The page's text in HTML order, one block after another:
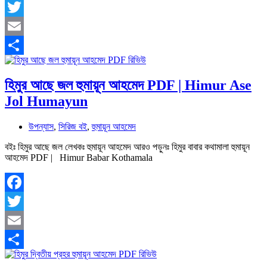
Facebook
Twitter
Email
Share
হিমুর আছে জল হুমায়ূন আহমেদ PDF | Himur Ase
Jol Humayun
উপন্যাস, সিরিজ বই,হুমায়ূন আহমেদ
বইঃ হিমুর আছে জল লেখকঃ হুমায়ূন আহমেদ আরও পড়ুনঃ হিমুর বাবার কথামালা হুমায়ূন
আহমেদ PDF | Himur Babar Kothamala
Facebook
Twitter
Email
Share